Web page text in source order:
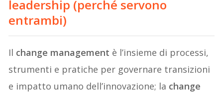
leadership (perché servono
entrambi)
Il change management è l’insieme di processi,
strumenti e pratiche per governare transizioni
e impatto umano dell’innovazione; la change